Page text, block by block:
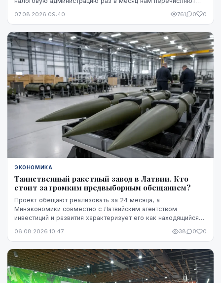
платит в той стране, где товар предъявляется таможне,
07.08.2026 09:40 761 0 0
ЭКОНОМИКА
Таинственный ракетный завод в Латвии. Кто
стоит за громким предвыборным обещанием?
Проект обещают реализовать за 24 месяца, а
Минэкономики совместно с Латвийским агентством
инвестиций и развития характеризует его как находящийся
ни модель ракет, ни владелец технологий, ни
необходимого финансирования уже обеспечена и на чем
основан прогноз экспорта.
06.08.2026 10:47 38 0 0